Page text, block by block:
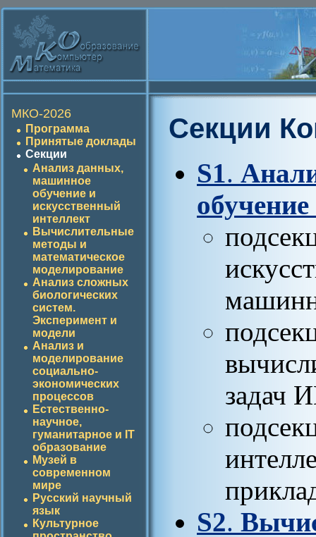
МКО-2026
Программа
Принятые доклады
Секции
Анализ данных,
машинное
обучение и
искусственный
интеллект
Вычислительные
методы и
математическое
моделирование
Анализ сложных
биологических
систем.
Эксперимент и
модели
Анализ и
моделирование
социально-
экономических
процессов
Естественно-
научное,
гуманитарное и IT
образование
Музей в
современном
мире
Русский научный
язык
Культурное
Секции
S1 .
задач
S2.